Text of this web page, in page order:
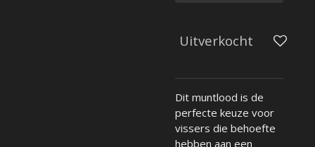
Uitverkocht
Dit muntlood is de
perfecte keuze voor
vissers die behoefte
hebben aan een